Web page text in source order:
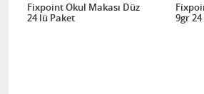
Fixpoint Okul Makası Düz
24 lü Paket
9gr